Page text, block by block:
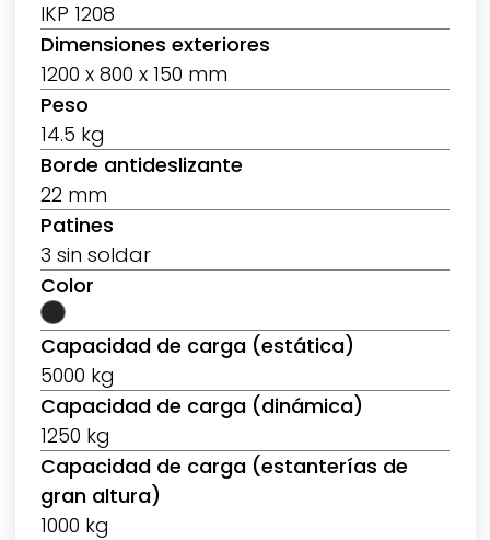
IKP 1208
Dimensiones exteriores
1200 x 800 x 150 mm
Peso
14.5 kg
Borde antideslizante
22 mm
Patines
3 sin soldar
Color
Capacidad de carga (estática)
5000 kg
Capacidad de carga (dinámica)
1250 kg
Capacidad de carga (estanterías de
gran altura)
1000 kg